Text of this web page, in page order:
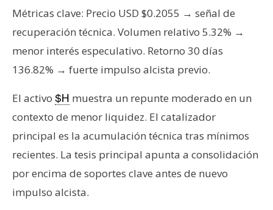
s
d
e
P
r
e
s
a
T
e
Métricas clave: Precio USD $0.2055 → señal de
recuperación técnica. Volumen relativo 5.32% →
menor interés especulativo. Retorno 30 días
136.82% → fuerte impulso alcista previo.
El activo $H muestra un repunte moderado en un
contexto de menor liquidez. El catalizador
principal es la acumulación técnica tras mínimos
recientes. La tesis principal apunta a consolidación
por encima de soportes clave antes de nuevo
impulso alcista.